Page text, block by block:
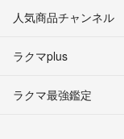
人気商品チャンネル
ラクマplus
ラクマ最強鑑定